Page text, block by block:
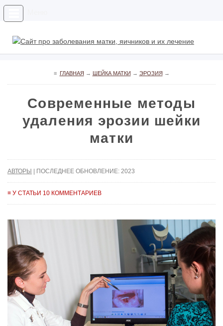
≡ ГЛАВНАЯ → ШЕЙКА МАТКИ → ЭРОЗИЯ →
Современные методы
удаления эрозии шейки
матки
АВТОРЫ | ПОСЛЕДНЕЕ ОБНОВЛЕНИЕ: 2023
≡ У СТАТЬИ 10 КОММЕНТАРИЕВ